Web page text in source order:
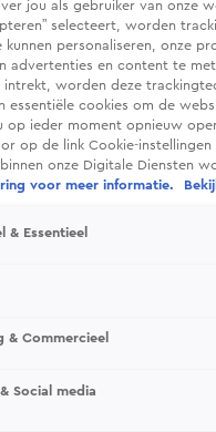
jou als gebruiker van onze
selecteert, worden
kunnen personaliseren, onze
advertenties en content te
worden deze
essentiële cookies om de
op ieder moment opnieuw
op de link Cookie-
onze Digitale Diensten
voor meer informatie.
& Essentieel
& Commercieel
Social media